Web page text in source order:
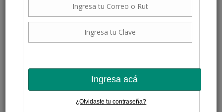
Ingresa acá
¿Olvidaste tu contraseña?